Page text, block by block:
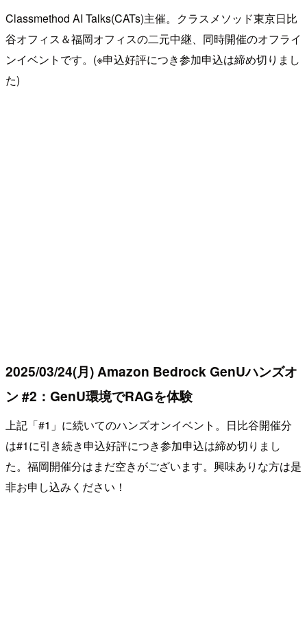
Classmethod AI Talks(CATs)主催。クラスメソッド東京日比
谷オフィス＆福岡オフィスの二元中継、同時開催のオフライ
ンイベントです。(※申込好評につき参加申込は締め切りまし
た)
2025/03/24(月) Amazon Bedrock GenUハンズオ
ン #2：GenU環境でRAGを体験
上記「#1」に続いてのハンズオンイベント。日比谷開催分
は#1に引き続き申込好評につき参加申込は締め切りまし
た。福岡開催分はまだ空きがございます。興味ありな方は是
非お申し込みください！